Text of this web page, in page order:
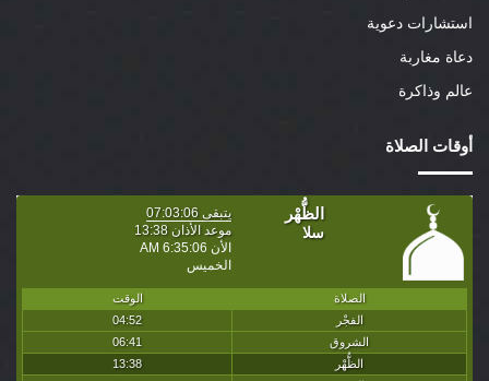
استشارات دعوية
دعاة مغاربة
عالم وذاكرة
أوقات الصلاة